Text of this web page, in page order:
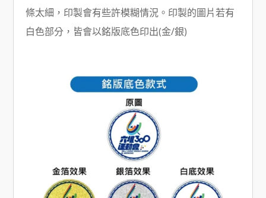
條太細，印製會有些許模糊情況。印製的圖片若有
白色部分，皆會以銘版底色印出(金/銀)